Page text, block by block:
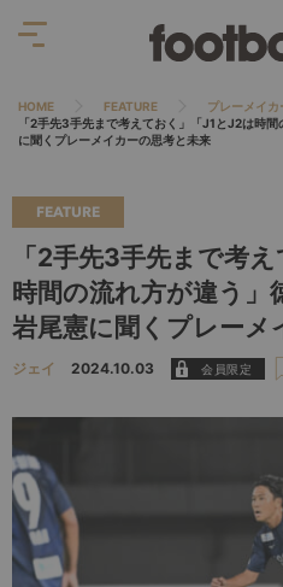
HOME FEATURE
プレーメイカ
「2手先3手先まで考えておく」「J1とJ2は時
に聞くプレーメイカーの思考と未来
FEATURE
「2手先3手先まで考
時間の流れ方が違う」
岩尾憲に聞くプレーメ
ジェイ 2024.10.03